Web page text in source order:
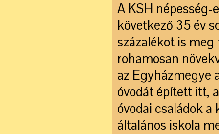
A KSH
következő 35 év
százalékot is
rohamosan
az Egyházmegye
óvodát épített itt,
óvodai családok
általános iskola